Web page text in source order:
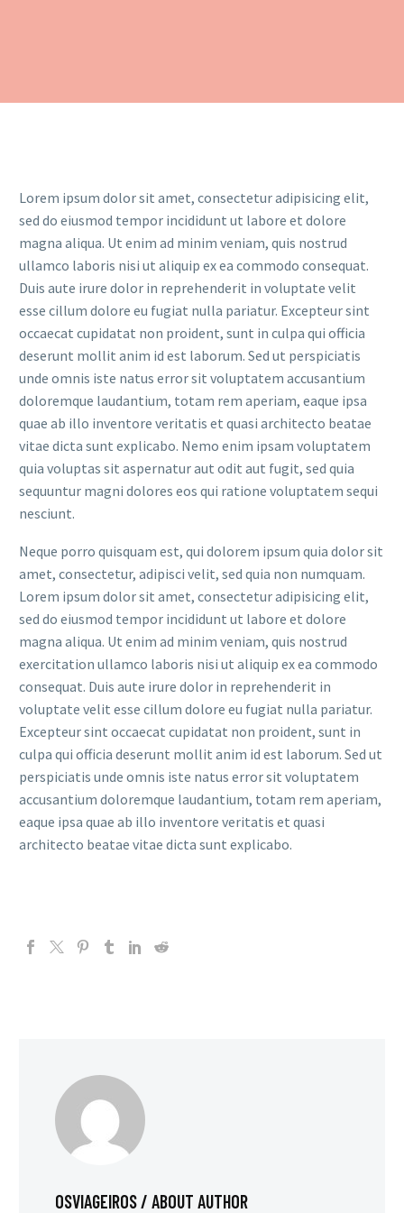
Lorem ipsum dolor sit amet, consectetur adipisicing elit,
sed do eiusmod tempor incididunt ut labore et dolore
magna aliqua. Ut enim ad minim veniam, quis nostrud
ullamco laboris nisi ut aliquip ex ea commodo consequat.
Duis aute irure dolor in reprehenderit in voluptate velit
esse cillum dolore eu fugiat nulla pariatur. Excepteur sint
occaecat cupidatat non proident, sunt in culpa qui officia
deserunt mollit anim id est laborum. Sed ut perspiciatis
unde omnis iste natus error sit voluptatem accusantium
doloremque laudantium, totam rem aperiam, eaque ipsa
quae ab illo inventore veritatis et quasi architecto beatae
vitae dicta sunt explicabo. Nemo enim ipsam voluptatem
quia voluptas sit aspernatur aut odit aut fugit, sed quia
sequuntur magni dolores eos qui ratione voluptatem sequi
nesciunt.
Neque porro quisquam est, qui dolorem ipsum quia dolor sit
amet, consectetur, adipisci velit, sed quia non numquam.
Lorem ipsum dolor sit amet, consectetur adipisicing elit,
sed do eiusmod tempor incididunt ut labore et dolore
magna aliqua. Ut enim ad minim veniam, quis nostrud
exercitation ullamco laboris nisi ut aliquip ex ea commodo
consequat. Duis aute irure dolor in reprehenderit in
voluptate velit esse cillum dolore eu fugiat nulla pariatur.
Excepteur sint occaecat cupidatat non proident, sunt in
culpa qui officia deserunt mollit anim id est laborum. Sed ut
perspiciatis unde omnis iste natus error sit voluptatem
accusantium doloremque laudantium, totam rem aperiam,
eaque ipsa quae ab illo inventore veritatis et quasi
architecto beatae vitae dicta sunt explicabo.
OSVIAGEIROS/ ABOUT AUTHOR